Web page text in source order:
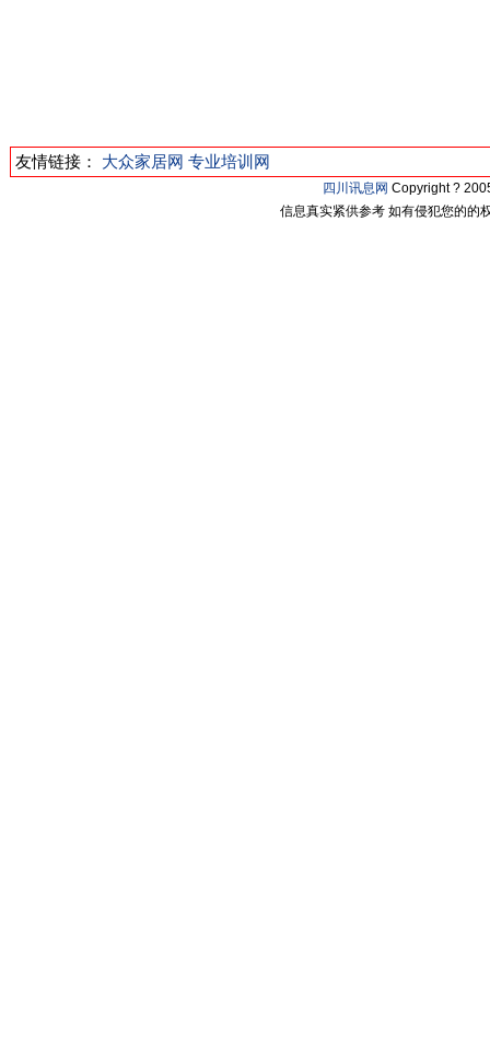
友情链接： 大众家居网 专业培训网
四川讯息网 Copyright ?
信息真实紧供参考 如有侵犯您的的